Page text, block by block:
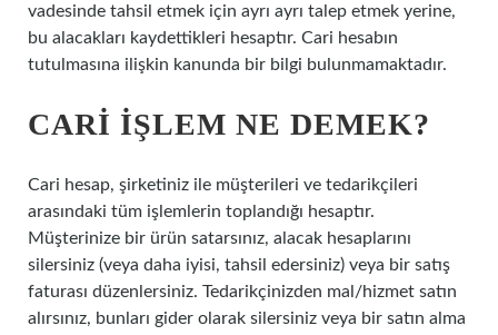
vadesinde tahsil etmek için ayrı ayrı talep etmek yerine,
bu alacakları kaydettikleri hesaptır. Cari hesabın
tutulmasına ilişkin kanunda bir bilgi bulunmamaktadır.
CARI IŞLEM NE DEMEK?
Cari hesap, şirketiniz ile müşterileri ve tedarikçileri
arasındaki tüm işlemlerin toplandığı hesaptır.
Müşterinize bir ürün satarsınız, alacak hesaplarını
silersiniz (veya daha iyisi, tahsil edersiniz) veya bir satış
faturası düzenlersiniz. Tedarikçinizden mal/hizmet satın
alırsınız, bunları gider olarak silersiniz veya bir satın alma